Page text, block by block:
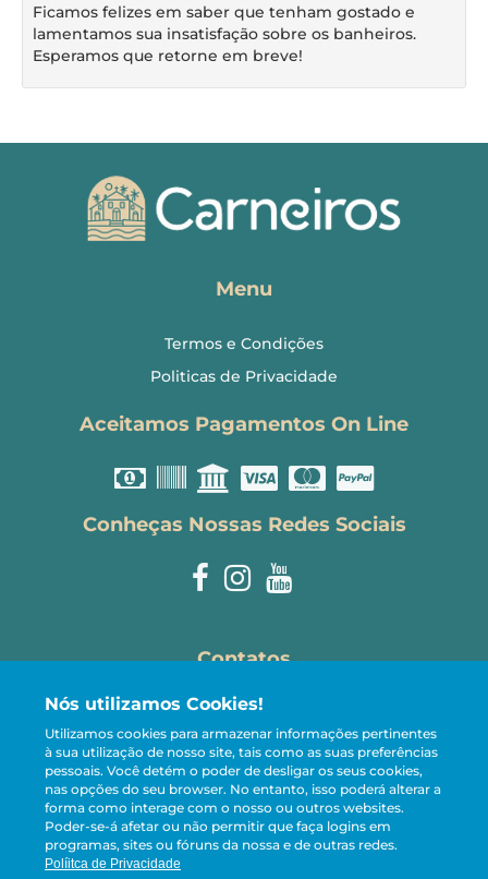
Ficamos felizes em saber que tenham gostado e
lamentamos sua insatisfação sobre os banheiros.
Esperamos que retorne em breve!
Menu
Termos e Condições
Politicas de Privacidade
Aceitamos Pagamentos On Line
Conheças Nossas Redes Sociais
Contatos
reservas@carneirostemporada.com
+55 81 98107-5005
CRECI 13.221-J
© Carneiros Temporada - Aluguéis de Temporada ·
Nós utilizamos Cookies!
Utilizamos cookies para armazenar informações pertinentes
à sua utilização de nosso site, tais como as suas preferências
pessoais. Você detém o poder de desligar os seus cookies,
nas opções do seu browser. No entanto, isso poderá alterar a
forma como interage com o nosso ou outros websites.
Poder-se-á afetar ou não permitir que faça logins em
programas, sites ou fóruns da nossa e de outras redes.
Políitca de Privacidade